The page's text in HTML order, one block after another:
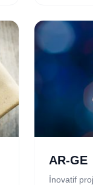
AR-GE
İnovatif